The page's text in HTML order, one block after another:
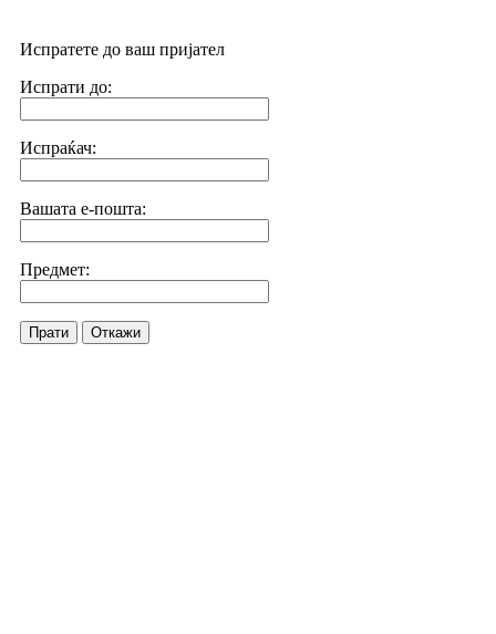
Испратете до ваш пријател
Испрати до:
Испраќач:
Вашата е-пошта:
Предмет:
Прати Откажи